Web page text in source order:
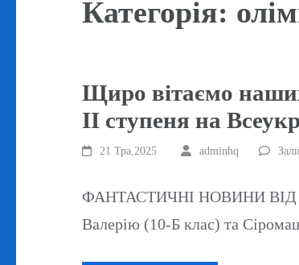
Категорія:
Щиро вітаємо
ІІ ступеня на
21 Тра,2025 adminhq
ФАНТАСТИЧНІ НОВИНИ ВІД
Валерію (10-Б клас) та